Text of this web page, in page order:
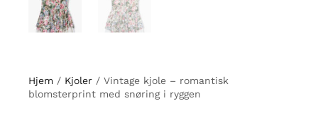
Hjem / Kjoler / Vintage kjole – romantisk
blomsterprint med snøring i ryggen